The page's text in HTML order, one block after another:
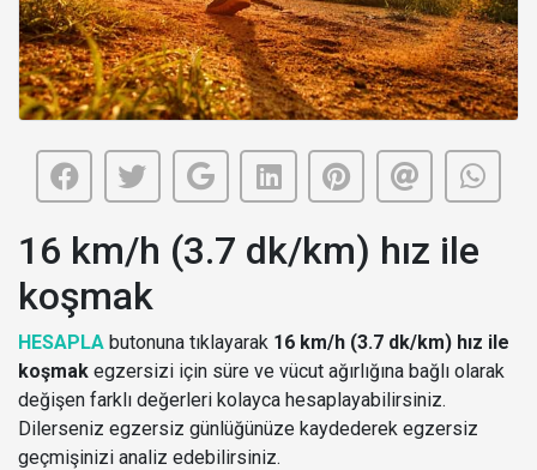
16 km/h (3.7 dk/km) hız ile
koşmak
HESAPLA butonuna tıklayarak 16 km/h (3.7 dk/km) hız ile
koşmak egzersizi için süre ve vücut ağırlığına bağlı olarak
değişen farklı değerleri kolayca hesaplayabilirsiniz.
Dilerseniz egzersiz günlüğünüze kaydederek egzersiz
geçmişinizi analiz edebilirsiniz.